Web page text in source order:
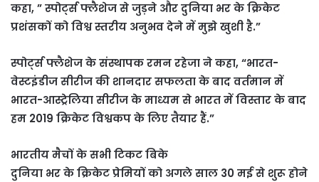
कहा, ” स्पोर्ट्स फ्लैशेज से जुड़ने और दुनिया भर के क्रिकेट
प्रशंसकों को विश्व स्तरीय अनुभव देने में मुझे खुशी है.”
स्पोर्ट्स फ्लैशेज के संस्थापक रमन रहेजा ने कहा, “भारत-
वेस्टइंडीज सीरीज की शानदार सफलता के बाद वर्तमान में
भारत-आस्ट्रेलिया सीरीज के माध्यम से भारत में विस्तार के बाद
हम 2019 क्रिकेट विश्वकप के लिए तैयार हैं.”
भारतीय मैचों के सभी टिकट बिके
दुनिया भर के क्रिकेट प्रेमियों को अगले साल 30 मई से शुरू होने